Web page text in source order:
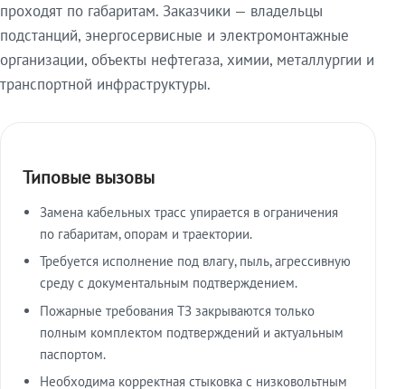
проходят по габаритам. Заказчики — владельцы
подстанций, энергосервисные и электромонтажные
организации, объекты нефтегаза, химии, металлургии и
транспортной инфраструктуры.
Типовые вызовы
Замена кабельных трасс упирается в ограничения
по габаритам, опорам и траектории.
Требуется исполнение под влагу, пыль, агрессивную
среду с документальным подтверждением.
Пожарные требования ТЗ закрываются только
полным комплектом подтверждений и актуальным
паспортом.
Необходима корректная стыковка с низковольтным